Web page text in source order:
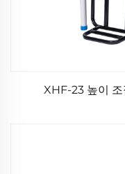
XHF-23 높이